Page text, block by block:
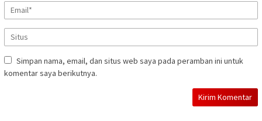
Simpan nama, email, dan situs web saya pada peramban ini untuk
komentar saya berikutnya.